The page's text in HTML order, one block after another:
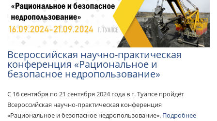
Всероссийская научно-практическая
конференция «Рациональное и
безопасное недропользование»
С 16 сентября по 21 сентября 2024 года в г. Туапсе пройдёт
Всероссийская научно-практическая конференция
«Рациональное и безопасное недропользование». Подробнее